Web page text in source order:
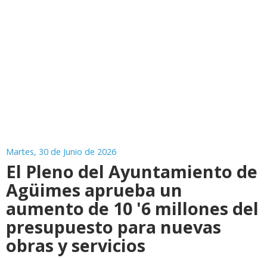
Martes, 30 de Junio de 2026
El Pleno del Ayuntamiento de
Agüimes aprueba un
aumento de 10 '6 millones del
presupuesto para nuevas
obras y servicios